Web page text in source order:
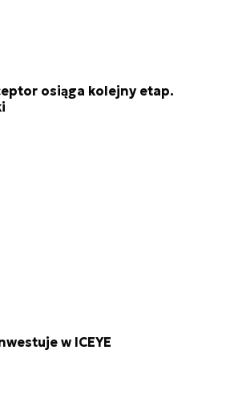
osiąga kolejny etap.
w ICEYE